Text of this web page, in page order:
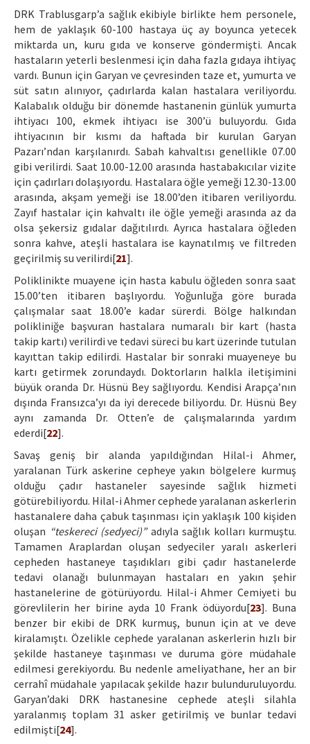
DRK Trablusgarp’a sağlık ekibiyle birlikte hem personele,
hem de yaklaşık 60-100 hastaya üç ay boyunca yetecek
miktarda un, kuru gıda ve konserve göndermişti. Ancak
hastaların yeterli beslenmesi için daha fazla gıdaya ihtiyaç
vardı. Bunun için Garyan ve çevresinden taze et, yumurta ve
süt satın alınıyor, çadırlarda kalan hastalara veriliyordu.
Kalabalık olduğu bir dönemde hastanenin günlük yumurta
ihtiyacı 100, ekmek ihtiyacı ise 300’ü buluyordu. Gıda
ihtiyacının bir kısmı da haftada bir kurulan Garyan
Pazarı’ndan karşılanırdı. Sabah kahvaltısı genellikle 07.00
gibi verilirdi. Saat 10.00-12.00 arasında hastabakıcılar vizite
için çadırları dolaşıyordu. Hastalara öğle yemeği 12.30-13.00
arasında, akşam yemeği ise 18.00’den itibaren veriliyordu.
Zayıf hastalar için kahvaltı ile öğle yemeği arasında az da
olsa şekersiz gıdalar dağıtılırdı. Ayrıca hastalara öğleden
sonra kahve, ateşli hastalara ise kaynatılmış ve filtreden
geçirilmiş su verilirdi[21].
Poliklinikte muayene için hasta kabulu öğleden sonra saat
15.00’ten itibaren başlıyordu. Yoğunluğa göre burada
çalışmalar saat 18.00’e kadar sürerdi. Bölge halkından
polikliniğe başvuran hastalara numaralı bir kart (hasta
takip kartı) verilirdi ve tedavi süreci bu kart üzerinde tutulan
kayıttan takip edilirdi. Hastalar bir sonraki muayeneye bu
kartı getirmek zorundaydı. Doktorların halkla iletişimini
büyük oranda Dr. Hüsnü Bey sağlıyordu. Kendisi Arapça’nın
dışında Fransızca’yı da iyi derecede biliyordu. Dr. Hüsnü Bey
aynı zamanda Dr. Otten’e de çalışmalarında yardım
ederdi[22].
Savaş geniş bir alanda yapıldığından Hilal-i Ahmer,
yaralanan Türk askerine cepheye yakın bölgelere kurmuş
olduğu çadır hastaneler sayesinde sağlık hizmeti
götürebiliyordu. Hilal-i Ahmer cephede yaralanan askerlerin
hastanalere daha çabuk taşınması için yaklaşık 100 kişiden
oluşan “teskereci (sedyeci)”adıyla sağlık kolları kurmuştu.
Tamamen Araplardan oluşan sedyeciler yaralı askerleri
cepheden hastaneye taşıdıkları gibi çadır hastanelerde
tedavi olanağı bulunmayan hastaları en yakın şehir
hastanelerine de götürüyordu. Hilal-i Ahmer Cemiyeti bu
görevlilerin her birine ayda 10 Frank ödüyordu[23]. Buna
benzer bir ekibi de DRK kurmuş, bunun için at ve deve
kiralamıştı. Özelikle cephede yaralanan askerlerin hızlı bir
şekilde hastaneye taşınması ve duruma göre müdahale
edilmesi gerekiyordu. Bu nedenle ameliyathane, her an bir
cerrahî müdahale yapılacak şekilde hazır bulunduruluyordu.
Garyan’daki DRK hastanesine cephede ateşli silahla
yaralanmış toplam 31 asker getirilmiş ve bunlar tedavi
edilmişti[24].